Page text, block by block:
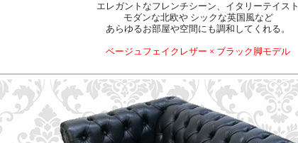
エレガントなフレンチシーン、イタリーテイスト
モダンな北欧や シックな英国風など
あらゆるお部屋や空間にも調和してくれる。
ベージュフェイクレザー × ブラック脚モデル